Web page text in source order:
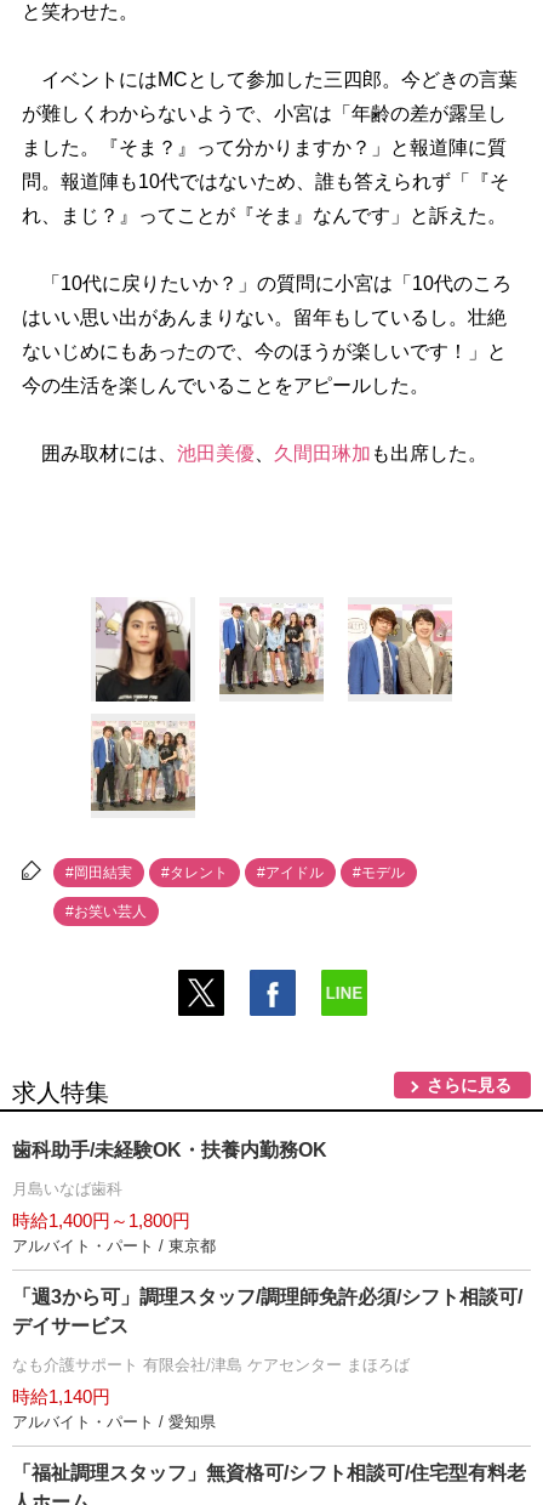
と笑わせた。
イベントにはMCとして参加した三四郎。今どきの言葉
が難しくわからないようで、小宮は「年齢の差が露呈し
ました。『そま？』って分かりますか？」と報道陣に質
問。報道陣も10代ではないため、誰も答えられず「『そ
れ、まじ？』ってことが『そま』なんです」と訴えた。
「10代に戻りたいか？」の質問に小宮は「10代のころ
はいい思い出があんまりない。留年もしているし。壮絶
ないじめにもあったので、今のほうが楽しいです！」と
今の生活を楽しんでいることをアピールした。
囲み取材には、 池田美優、 久間田琳加 も出席した。
#岡田結実 #タレント #アイドル #モデル
#お笑い芸人
求人特集 さらに見る
歯科助手/未経験OK・扶養内勤務OK
月島いなば歯科
時給1,400円～1,800円
アルバイト・パート / 東京都
「週3から可」調理スタッフ/調理師免許必須/シフト相談可/
デイサービス
なも介護サポート 有限会社/津島 ケアセンター まほろば
時給1,140円
アルバイト・パート / 愛知県
「福祉調理スタッフ」無資格可/シフト相談可/住宅型有料老